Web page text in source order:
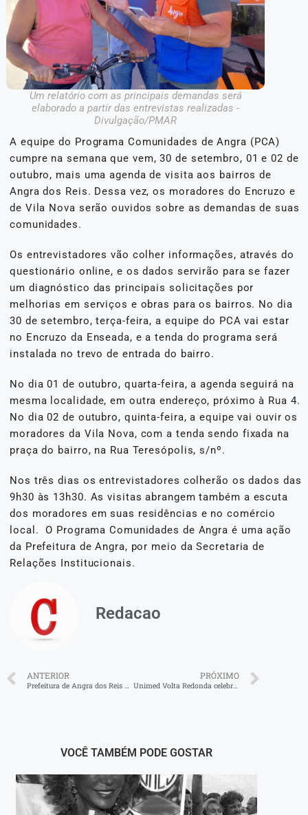
Um relatório com as principais demandas será
elaborado a partir das entrevistas realizadas -
Divulgação/PMAR
A equipe do Programa Comunidades de Angra (PCA)
cumpre na semana que vem, 30 de setembro, 01 e 02 de
outubro, mais uma agenda de visita aos bairros de
Angra dos Reis. Dessa vez, os moradores do Encruzo e
de Vila Nova serão ouvidos sobre as demandas de suas
comunidades.
Os entrevistadores vão colher informações, através do
questionário online, e os dados servirão para se fazer
um diagnóstico das principais solicitações por
melhorias em serviços e obras para os bairros. No dia
30 de setembro, terça-feira, a equipe do PCA vai estar
no Encruzo da Enseada, e a tenda do programa será
instalada no trevo de entrada do bairro.
No dia 01 de outubro, quarta-feira, a agenda seguirá na
mesma localidade, em outra endereço, próximo à Rua 4.
No dia 02 de outubro, quinta-feira, a equipe vai ouvir os
moradores da Vila Nova, com a tenda sendo fixada na
praça do bairro, na Rua Teresópolis, s/nº.
Nos três dias os entrevistadores colherão os dados das
9h30 às 13h30. As visitas abrangem também a escuta
dos moradores em suas residências e no comércio
local. O Programa Comunidades de Angra é uma ação
da Prefeitura de Angra, por meio da Secretaria de
Relações Institucionais.
Redacao
ANTERIOR
Prefeitura de Angra dos Reis acompanha obras em escolas municipais
PRÓXIMO
Unimed Volta Redonda celebra 36 anos com manhã de saúde e bem-estar gratuita no Zoológico Municipal
VOCÊ TAMBÉM PODE GOSTAR